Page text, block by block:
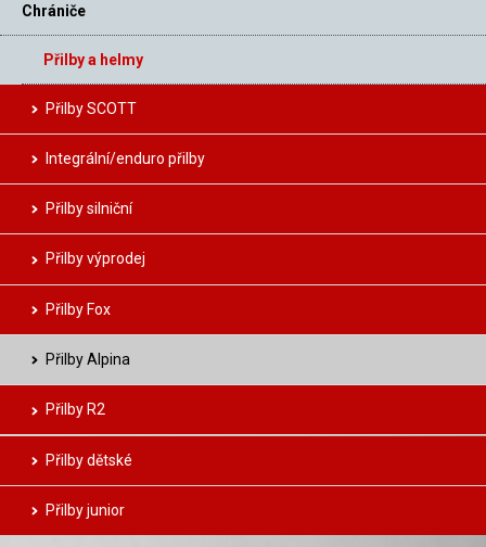
Chrániče
Přilby a helmy
Přilby SCOTT
Integrální/enduro přilby
Přilby silniční
Přilby výprodej
Přilby Fox
Přilby Alpina
Přilby R2
Přilby dětské
Přilby junior